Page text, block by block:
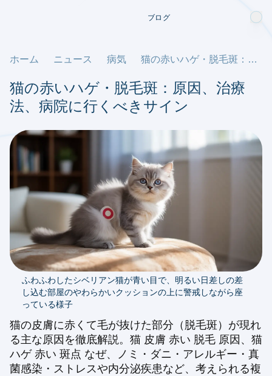
ブログ
ホーム ニュース 病気 猫の赤いハゲ・脱毛斑：原因、治療法、病院に行くべきサイン
猫の赤いハゲ・脱毛斑：原因、治療
法、病院に行くべきサイン
ふわふわしたシベリアン猫が青い目で、明るい日差しの差
し込む部屋のやわらかいクッションの上に警戒しながら座
っている様子
猫の皮膚に赤くて毛が抜けた部分（脱毛斑）が現れ
る主な原因を徹底解説。猫 皮膚 赤い 脱毛 原因、猫
ハゲ 赤い 斑点 なぜ、ノミ・ダニ・アレルギー・真
菌感染・ストレスや内分泌疾患など、考えられる複